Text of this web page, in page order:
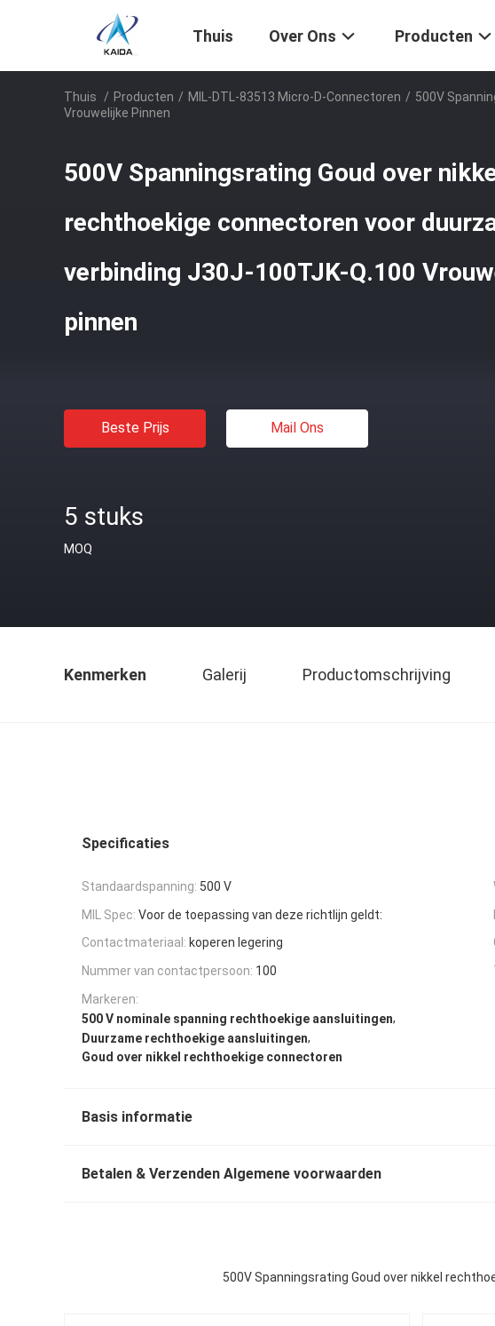
Thuis Over Ons Producten
Thuis / Producten / MIL-DTL-83513 Micro-D-Connectoren / 500V
Vrouwelijke Pinnen
500V Spanningsrating Goud over
rechthoekige connectoren voor
verbinding J30J-100TJK-Q.100
pinnen
Beste Prijs Mail Ons
5 stuks
MOQ
Kenmerken Galerij Productomschrijving
Specificaties
Standaardspanning: 500 V
MIL Spec: Voor de toepassing van deze richtlijn geldt:
Contactmateriaal: koperen legering
Nummer van contactpersoon: 100
Markeren:
500 V nominale spanning rechthoekige aansluitingen,
Duurzame rechthoekige aansluitingen,
Goud over nikkel rechthoekige connectoren
Basis informatie
Betalen & Verzenden Algemene voorwaarden
500V Spanningsrating Goud over nikkel